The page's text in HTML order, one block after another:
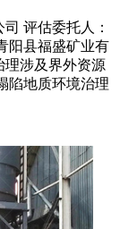
评估委托人：
阳县福盛矿业有
理涉及界外资源
陷地质环境治理